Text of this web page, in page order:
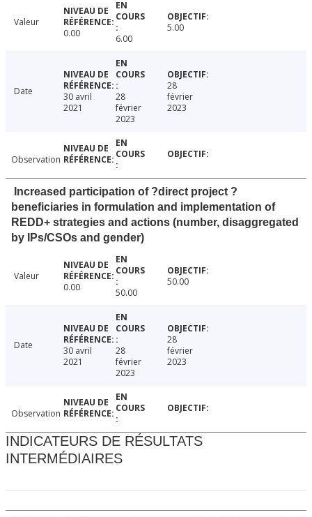
Valeur
0.00
6.00
5.00
Date
30 avril
2021
28
février
2023
28
février
2023
Observation
Increased participation of ?direct project ?
beneficiaries in formulation and implementation of
REDD+ strategies and actions (number, disaggregated
by IPs/CSOs and gender)
Valeur
0.00
50.00
50.00
Date
30 avril
2021
28
février
2023
28
février
2023
Observation
INDICATEURS DE RÉSULTATS
INTERMÉDIAIRES